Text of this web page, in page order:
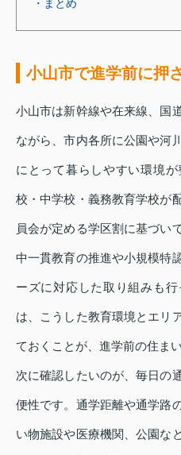
・まとめ
小山市で進学前に押
小山市は新幹線や在来線、国
ながら、市内各所に公園や河
にとって暮らしやすい環境
校・中学校・義務教育学校が
員会が定める学区割に基づい
中一貫教育の推進や小規模特
ーズに対応した取り組みも
は、こうした教育環境とエリ
ておくことが、進学前の住ま
次に確認したいのが、毎日の
便性です。通学距離や通学路
い物施設や医療機関、公園な